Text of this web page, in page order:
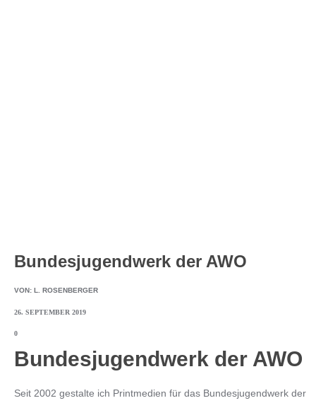
Bundesjugendwerk der AWO
VON: L. ROSENBERGER
26. SEPTEMBER 2019
0
Bundesjugendwerk der AWO
Seit 2002 gestalte ich Printmedien für das Bundesjugendwerk der